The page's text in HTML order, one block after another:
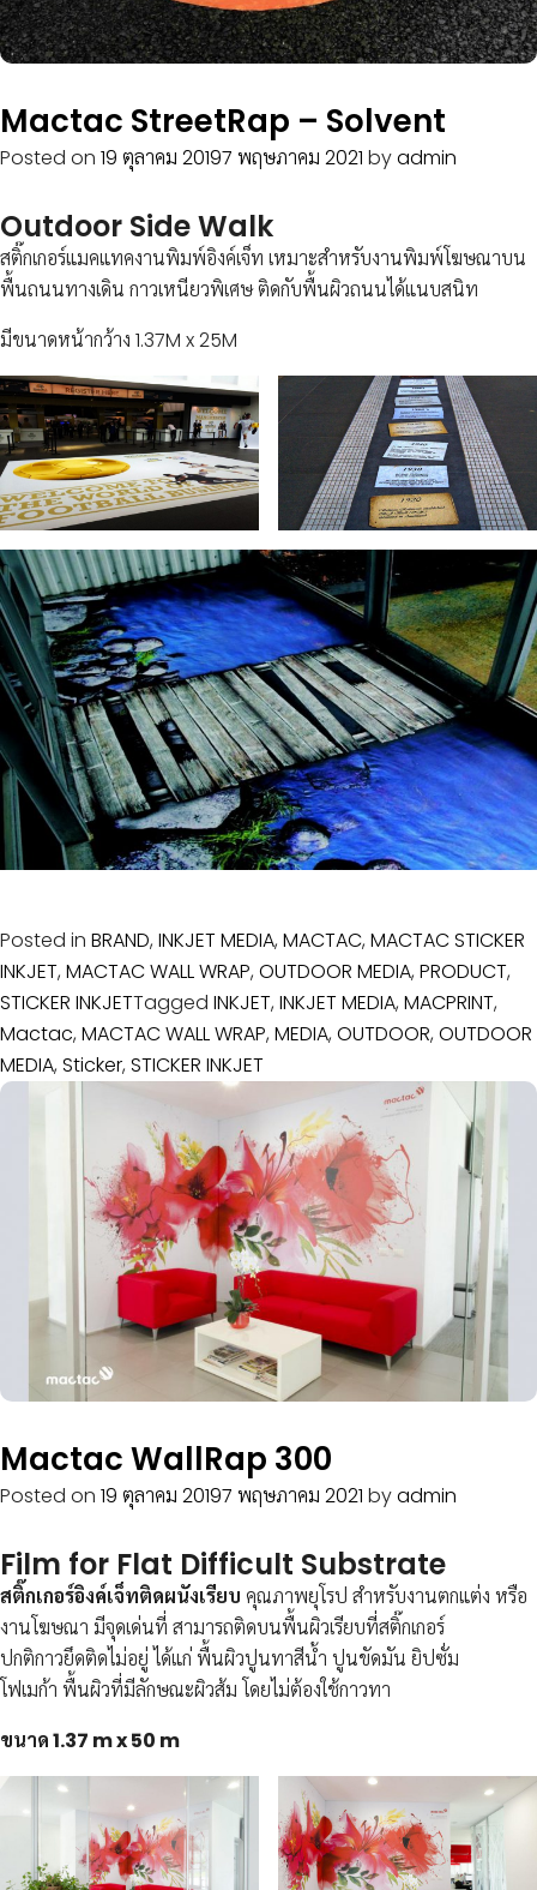
ที่พบ
บ่อย
กิจกรรม
ร่วม
งาน
เรา
ที่ตั้ง
บริษัท
ติดต่อ
©
2019
LIGER
MEDIA
CO.,LTD.
All
rights
reserved.
Mactac StreetRap – Solvent
Posted on 19 ตุลาคม 20197 พฤษภาคม 2021 byadmin
Outdoor Side Walk
สติ๊กเกอร์แมคแทคงานพิมพ์อิงค์เจ็ท เหมาะสำหรับงานพิมพ์โฆษณาบน
พื้นถนนทางเดิน กาวเหนียวพิเศษ ติดกับพื้นผิวถนนได้แนบสนิท
มีขนาดหน้ากว้าง 1.37M x 25M
Posted in BRAND, INKJET MEDIA, MACTAC, MACTAC STICKER
INKJET, MACTAC WALL WRAP, OUTDOOR MEDIA, PRODUCT,
STICKER INKJETTagged INKJET, INKJET MEDIA, MACPRINT,
Mactac, MACTAC WALL WRAP, MEDIA, OUTDOOR, OUTDOOR
MEDIA, Sticker, STICKER INKJET
Mactac WallRap 300
Posted on 19 ตุลาคม 20197 พฤษภาคม 2021 byadmin
Film for Flat Difficult Substrate
สติ๊กเกอร์อิงค์เจ็ทติดผนังเรียบ คุณภาพยุโรป สําหรับงานตกแต่ง หรือ
งานโฆษณา มีจุดเด่นที่ สามารถติดบนพื้นผิวเรียบที่สติ๊กเกอร์
ปกติกาวยึดติดไม่อยู่ ได้แก่ พื้นผิวปูนทาสีน้ำ ปูนขัดมัน ยิปซั่ม
โฟเมก้า พื้นผิวที่มีลักษณะผิวส้ม โดยไม่ต้องใช้กาวทา
ขนาด 1.37 m x 50 m